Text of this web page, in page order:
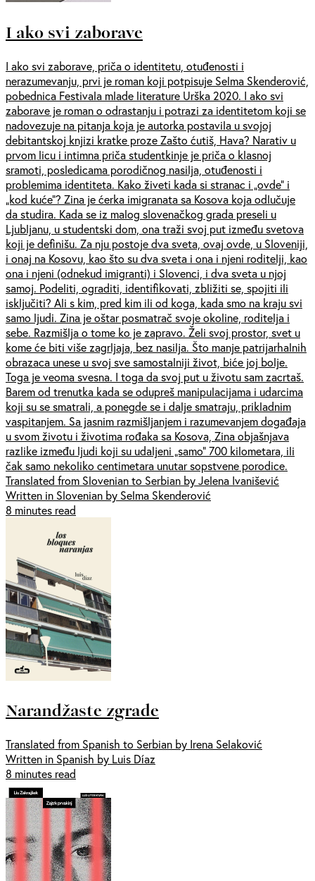
I ako svi zaborave
I ako svi zaborave, priča o identitetu, otuđenosti i
nerazumevanju, prvi je roman koji potpisuje Selma Skenderović,
pobednica Festivala mlade literature Urška 2020. I ako svi
zaborave je roman o odrastanju i potrazi za identitetom koji se
nadovezuje na pitanja koja je autorka postavila u svojoj
debitantskoj knjizi kratke proze Zašto ćutiš, Hava? Narativ u
prvom licu i intimna priča studentkinje je priča o klasnoj
sramoti, posledicama porodičnog nasilja, otuđenosti i
problemima identiteta. Kako živeti kada si stranac i „ovde” i
„kod kuće”? Zina je ćerka imigranata sa Kosova koja odlučuje
da studira. Kada se iz malog slovenačkog grada preseli u
Ljubljanu, u studentski dom, ona traži svoj put između svetova
koji je definišu. Za nju postoje dva sveta, ovaj ovde, u Sloveniji,
i onaj na Kosovu, kao što su dva sveta i ona i njeni roditelji, kao
ona i njeni (odnekud imigranti) i Slovenci, i dva sveta u njoj
samoj. Podeliti, ograditi, identifikovati, zbližiti se, spojiti ili
isključiti? Ali s kim, pred kim ili od koga, kada smo na kraju svi
samo ljudi. Zina je oštar posmatrač svoje okoline, roditelja i
sebe. Razmišlja o tome ko je zapravo. Želi svoj prostor, svet u
kome će biti više zagrljaja, bez nasilja. Što manje patrijarhalnih
obrazaca unese u svoj sve samostalniji život, biće joj bolje.
Toga je veoma svesna. I toga da svoj put u životu sam zacrtaš.
Barem od trenutka kada se odupreš manipulacijama i udarcima
koji su se smatrali, a ponegde se i dalje smatraju, prikladnim
vaspitanjem. Sa jasnim razmišljanjem i razumevanjem događaja
u svom životu i životima rođaka sa Kosova, Zina objašnjava
razlike između ljudi koji su udaljeni „samo” 700 kilometara, ili
čak samo nekoliko centimetara unutar sopstvene porodice.
Translated from Slovenian to Serbian by Jelena Ivanišević
Written in Slovenian by Selma Skenderović
8 minutes read
Narandžaste zgrade
Translated from Spanish to Serbian by Irena Selaković
Written in Spanish by Luis Díaz
8 minutes read